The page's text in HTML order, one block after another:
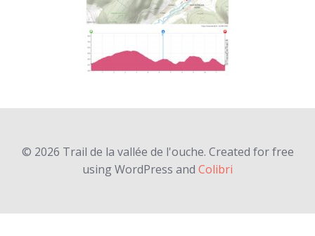
© 2026 Trail de la vallée de l'ouche. Created for free
using WordPress and Colibri